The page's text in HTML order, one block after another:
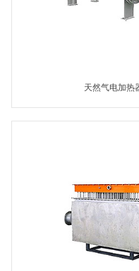
天然气电加热
MORE